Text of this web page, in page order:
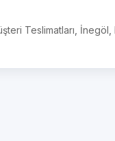
Teslimatları, İnegöl ,